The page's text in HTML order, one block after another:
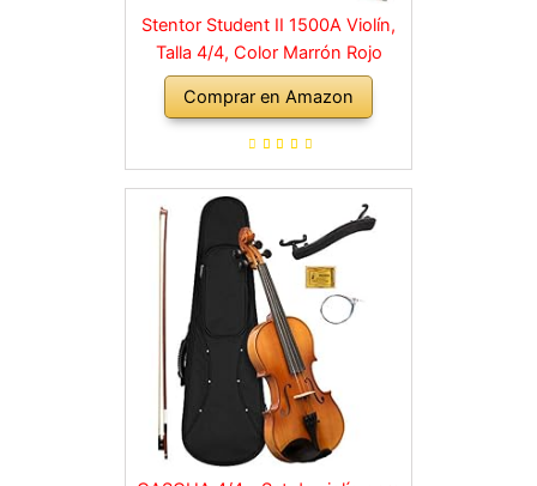
Stentor Student II 1500A Violín,
Talla 4/4, Color Marrón Rojo
Comprar en Amazon